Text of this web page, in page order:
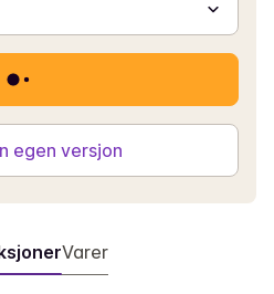
egen versjon
Varer